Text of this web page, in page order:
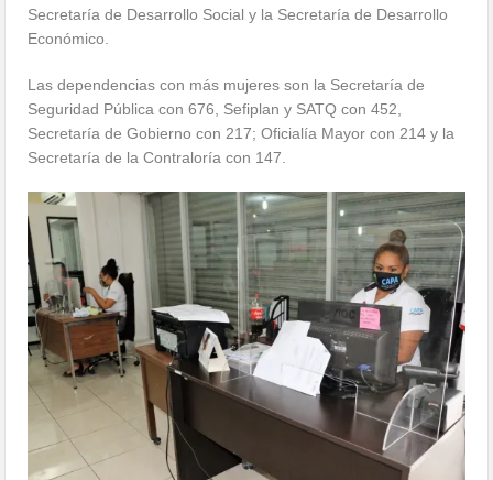
Secretaría de Desarrollo Social y la Secretaría de Desarrollo
Económico.
Las dependencias con más mujeres son la Secretaría de
Seguridad Pública con 676, Sefiplan y SATQ con 452,
Secretaría de Gobierno con 217; Oficialía Mayor con 214 y la
Secretaría de la Contraloría con 147.